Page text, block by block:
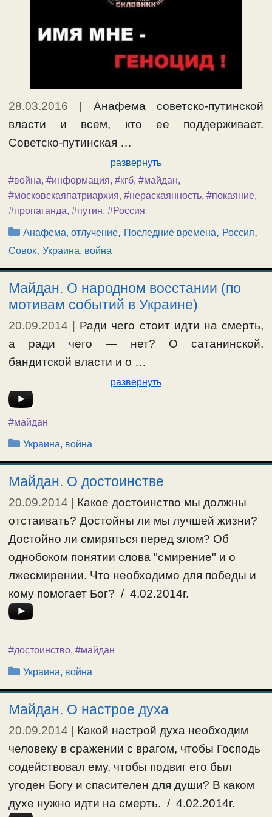
28.03.2016
Анафема советско-путинской
власти и всем, кто ее поддерживает.
Советско-путинская …
развернуть
#война, #информация, #кгб, #майдан,
#московскаяпатриархия, #нераскаянность, #покаяние,
#пропаганда, #путин, #Россия
Рубрики
Анафема, отлучение, Последние времена, Россия,
Совок, Украина, война
Майдан. О народном восстании (по
мотивам событий в Украине)
20.09.2014
Ради чего стоит идти на смерть,
а ради чего — нет? О сатанинской,
бандитской власти и о …
развернуть
#майдан
Рубрики
Украина, война
Майдан. О достоинстве
20.09.2014 | Какое достоинство мы должны
отстаивать? Достойны ли мы лучшей жизни?
Достойно ли смиряться перед злом? Об
однобоком понятии слова "смирение" и о
лжесмирении. Что необходимо для победы и
кому помогает Бог? / 4.02.2014г.
#достоинство, #майдан
Рубрики
Украина, война
Майдан. О настрое духа
20.09.2014 | Какой настрой духа необходим
человеку в сражении с врагом, чтобы Господь
содействовал ему, чтобы подвиг его был
угоден Богу и спасителен для души? В каком
духе нужно идти на смерть. / 4.02.2014г.